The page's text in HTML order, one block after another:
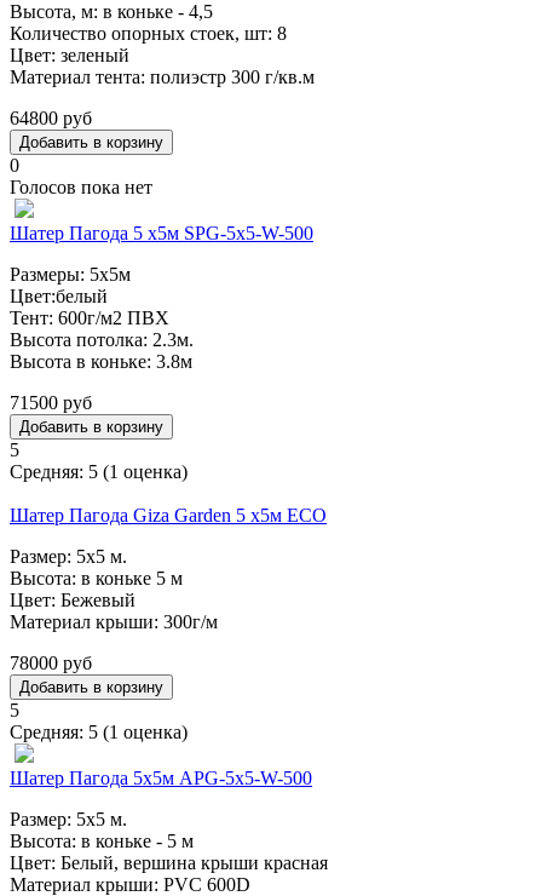
Высота, м: в коньке - 4,5
Количество опорных стоек, шт: 8
Цвет: зеленый
Материал тента: полиэстр 300 г/кв.м
64800 руб
0
Голосов пока нет
Шатер Пагода 5 х5м SPG-5x5-W-500
Размеры: 5х5м
Цвет:белый
Тент: 600г/м2 ПВХ
Высота потолка: 2.3м.
Высота в коньке: 3.8м
71500 руб
5
Средняя: 5 (1 оценка)
Шатер Пагода Giza Garden 5 х5м ECO
Размер: 5х5 м.
Высота: в коньке 5 м
Цвет: Бежевый
Материал крыши: 300г/м
78000 руб
5
Средняя: 5 (1 оценка)
Шатер Пагода 5х5м APG-5x5-W-500
Размер: 5х5 м.
Высота: в коньке - 5 м
Цвет: Белый, вершина крыши красная
Материал крыши: PVC 600D